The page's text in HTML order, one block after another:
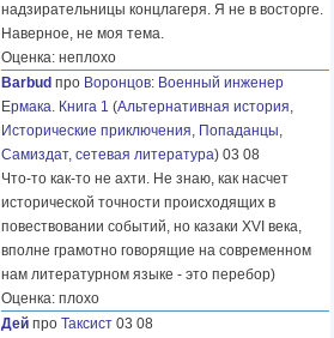
надзирательницы концлагеря. Я не в восторге.
Наверное, не моя тема.
Оценка: неплохо
Barbud про Воронцов: Военный инженер
Ермака. Книга 1 (Альтернативная история,
Исторические приключения, Попаданцы,
Самиздат, сетевая литература) 03 08
Что-то как-то не ахти. Не знаю, как насчет
исторической точности происходящих в
повествовании событий, но казаки XVI века,
вполне грамотно говорящие на современном
нам литературном языке - это перебор)
Оценка: плохо
Дей про Таксист 03 08